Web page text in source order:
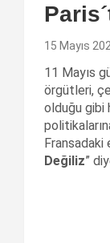
15 Mayıs
11 Mayıs
örgütleri,
olduğu gibi
Fransadaki
Değiliz”